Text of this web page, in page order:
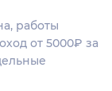
работы
от 5000₽ за